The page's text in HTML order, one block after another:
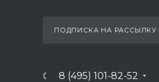
ПОДПИСКА НА РАССЫЛКУ
8 (495) 101-82-52